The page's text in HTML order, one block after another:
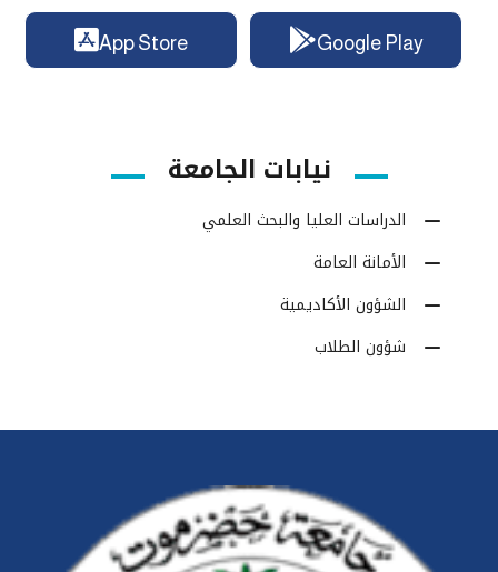
Google Play
App Store
نيابات الجامعة
الدراسات العليا والبحث العلمي
الأمانة العامة
الشؤون الأكاديمية
شؤون الطلاب